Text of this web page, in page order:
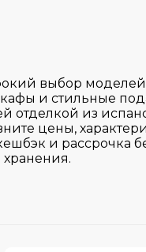
выбор
и стильные
отделкой из
цены,
и рассрочка